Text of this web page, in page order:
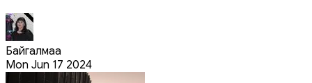
Байгалмаа
Mon Jun 17 2024